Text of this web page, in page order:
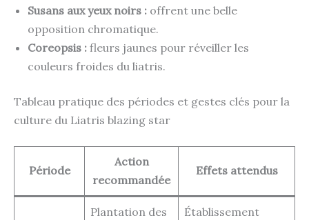
Susans aux yeux noirs : offrent une belle
opposition chromatique.
Coreopsis : fleurs jaunes pour réveiller les
couleurs froides du liatris.
Tableau pratique des périodes et gestes clés pour la
culture du Liatris blazing star
Période
Action
recommandée
Effets attendus
Plantation des
Établissement